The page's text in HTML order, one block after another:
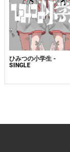
ひみつの小学生 -
SINGLE